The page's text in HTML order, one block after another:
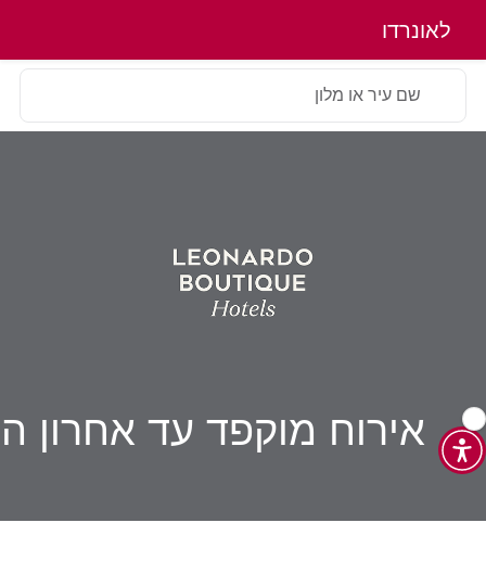
לאונרדו
אירוח מוקפד עד אחרון
שם עיר או מלון